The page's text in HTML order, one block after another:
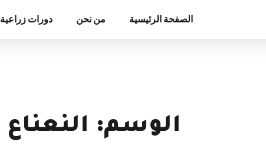
الصفحة الرئيسية من نحن دورات زراعية
الوسم: النعناع